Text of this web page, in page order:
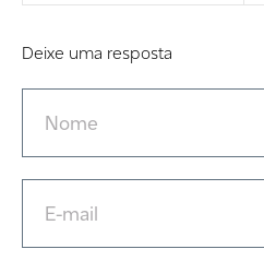
Deixe uma resposta